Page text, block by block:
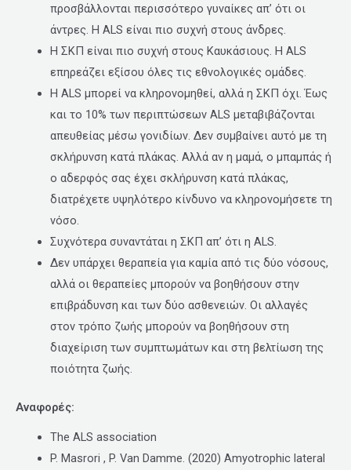
προσβάλλονται περισσότερο γυναίκες απ’ ότι οι
άντρες. H ALS είναι πιο συχνή στους άνδρες.
Η ΣΚΠ είναι πιο συχνή στους Καυκάσιους. Η ALS
επηρεάζει εξίσου όλες τις εθνολογικές ομάδες.
Η ALS μπορεί να κληρονομηθεί, αλλά η ΣΚΠ όχι. Έως
και το 10% των περιπτώσεων ALS μεταβιβάζονται
απευθείας μέσω γονιδίων. Δεν συμβαίνει αυτό με τη
σκλήρυνση κατά πλάκας. Αλλά αν η μαμά, ο μπαμπάς ή
ο αδερφός σας έχει σκλήρυνση κατά πλάκας,
διατρέχετε υψηλότερο κίνδυνο να κληρονομήσετε τη
νόσο.
Συχνότερα συναντάται η ΣΚΠ απ’ ότι η ALS.
Δεν υπάρχει θεραπεία για καμία από τις δύο νόσους,
αλλά οι θεραπείες μπορούν να βοηθήσουν στην
επιβράδυνση και των δύο ασθενειών. Οι αλλαγές
στον τρόπο ζωής μπορούν να βοηθήσουν στη
διαχείριση των συμπτωμάτων και στη βελτίωση της
ποιότητα ζωής.
Αναφορές:
The ALS association
P. Masrori , P. Van Damme. (2020) Amyotrophic lateral